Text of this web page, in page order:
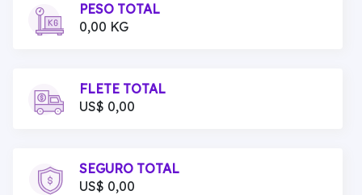
PESO TOTAL
0,00 KG
FLETE TOTAL
US$ 0,00
SEGURO TOTAL
US$ 0,00